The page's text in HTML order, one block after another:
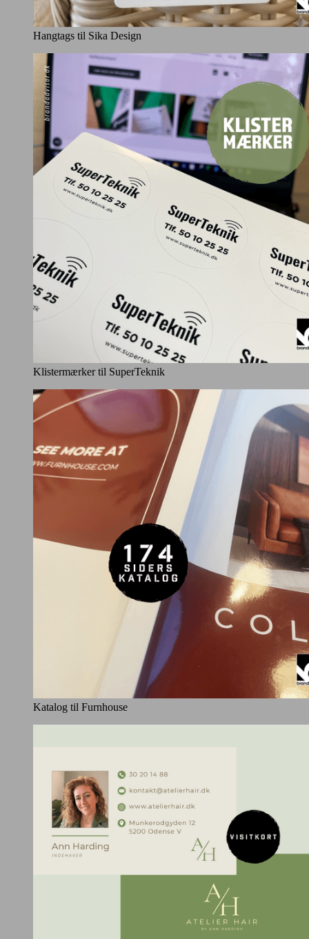
Hangtags til Sika Design
Klistermærker til SuperTeknik
Katalog til Furnhouse